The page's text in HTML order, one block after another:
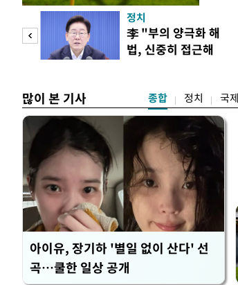
구
년
축구
수
정치
李 "부의 양극화 해
법, 신중히 접근해
많이 본 기사 종합 정치 국제
아이유, 장기하 '별일 없이 산다' 선
곡…쿨한 일상 공개